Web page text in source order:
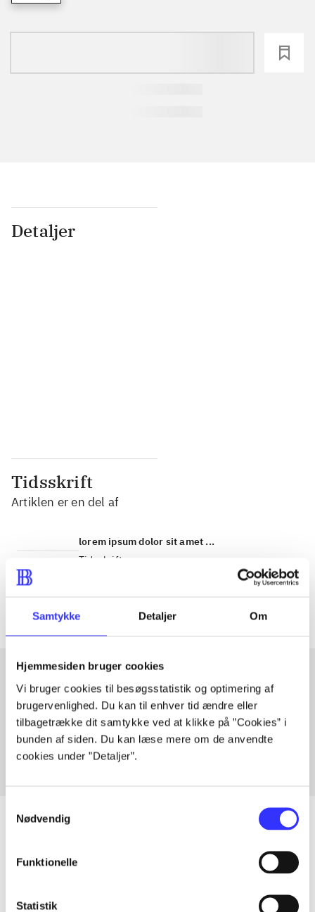
Samtykke Detaljer Om
Hjemmesiden bruger cookies
Vi bruger cookies til besøgsstatistik og optimering af
brugervenlighed. Du kan til enhver tid ændre eller
tilbagetrække dit samtykke ved at klikke på ”Cookies” i
bunden af siden. Du kan læse mere om de anvendte
cookies under ”Detaljer”.
Nødvendig
Funktionelle
Statistik
Detaljer
Tidsskrift
Artiklen er en del af
lorem ipsum dolor sit amet ...
Tidsskrift
Artiklerne i
Artikler med samme emner
Fra
Artikler